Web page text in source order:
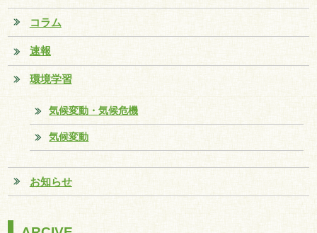
コラム
速報
環境学習
気候変動・気候危機
気候変動
お知らせ